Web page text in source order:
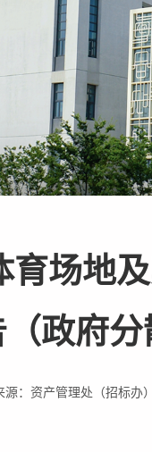
场地
政府分
源：资产管理处（招标办）